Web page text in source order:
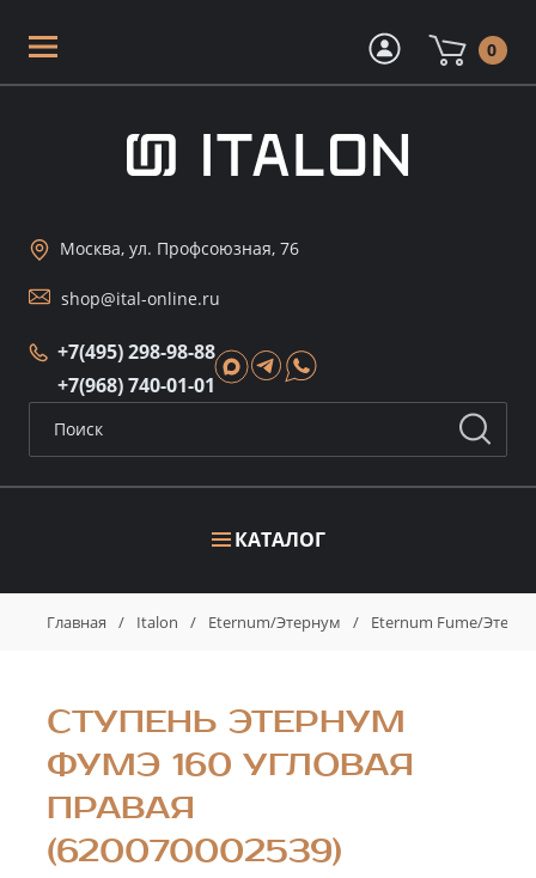
0
КАТАЛОГ
Москва, ул. Профсоюзная, 76
shop@ital-online.ru
+7(495) 298-98-88
+7(968) 740-01-01
Главная / Italon / Eternum/Этернум / Eternum Fume/
СТУПЕНЬ ЭТЕРНУМ
ФУМЭ 160 УГЛОВАЯ
ПРАВАЯ
(620070002539)